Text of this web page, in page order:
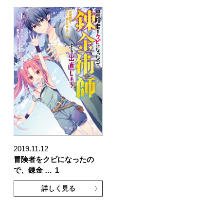
2019.11.12
冒険者をクビになったの
で、錬金 … 1
詳しく見る